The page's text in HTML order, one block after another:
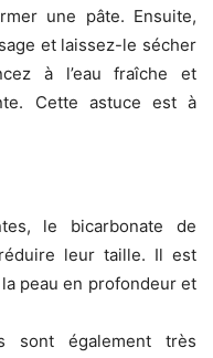
une pâte. Ensuite,
et laissez-le sécher
à l’eau fraîche et
Cette astuce est à
le bicarbonate de
leur taille. Il est
peau en profondeur et
sont également très